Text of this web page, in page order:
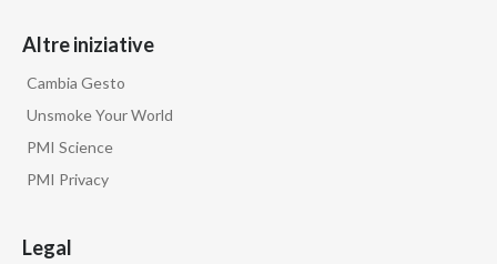
Altre iniziative
Cambia Gesto
Unsmoke Your World
PMI Science
PMI Privacy
Legal